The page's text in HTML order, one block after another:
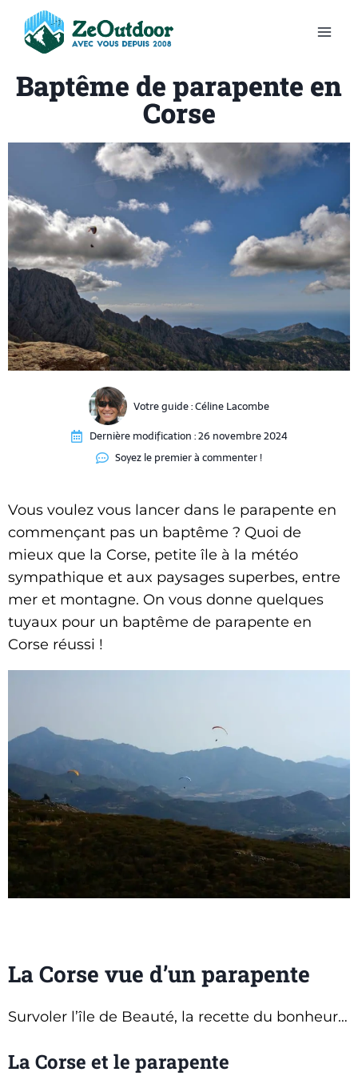
Baptême de parapente en
Corse
Votre guide :Céline Lacombe
Dernière modification :26 novembre 2024
Soyez le premier à commenter !
Vous voulez vous lancer dans le parapente en
commençant pas un baptême ? Quoi de
mieux que la Corse, petite île à la météo
sympathique et aux paysages superbes, entre
mer et montagne. On vous donne quelques
tuyaux pour un baptême de parapente en
Corse réussi !
La Corse vue d’un parapente
Survoler l’île de Beauté, la recette du bonheur…
La Corse et le parapente